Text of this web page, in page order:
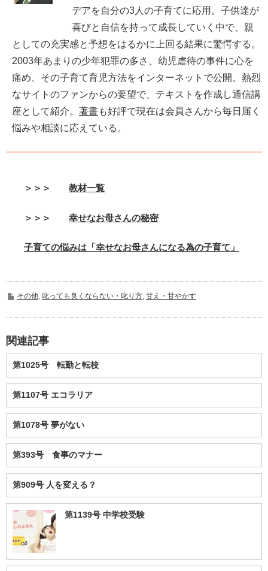
デアを自分の3人の子育てに応用。子供達が
喜びと自信を持って成長していく中で、親
としての充実感と予想をはるかに上回る結果に驚愕する。
2003年あまりの少年犯罪の多さ、幼児虐待の事件に心を
痛め、その子育て育児方法をインターネットで公開。熱烈
なサイトのファンからの要望で、テキストを作成し通信講
座として紹介。 著書も好評で現在は会員さんから毎日届く
悩みや相談に応えている。
＞＞＞ 教材一覧
＞＞＞ 幸せなお母さんの秘密
子育ての悩みは「幸せなお母さんになる為の子育て」
その他, 叱っても良くならない・叱り方, 甘え・甘やかす
関連記事
第1025号 転勤と転校
第1107号 エコラリア
第1078号 夢がない
第393号 食事のマナー
第909号 人を変える？
第1139号 中学校受験